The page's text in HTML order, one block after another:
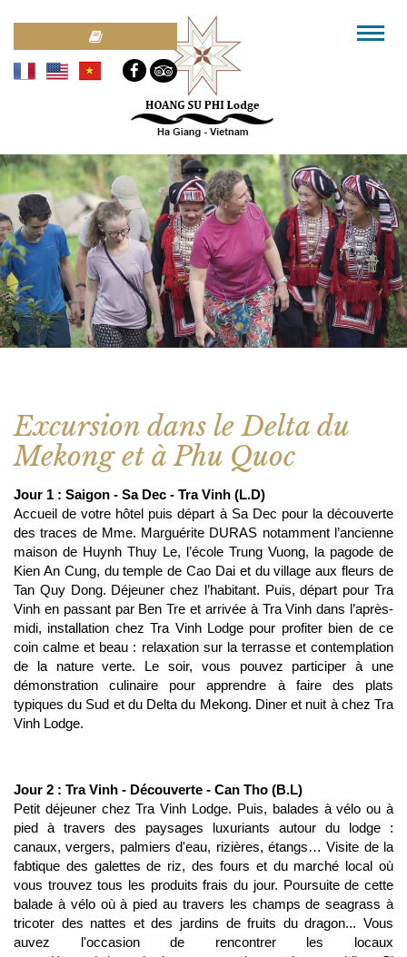
Excursion dans le Delta du
Mekong et à Phu Quoc
Jour 1 : Saigon - Sa Dec - Tra Vinh (L.D)
Accueil de votre hôtel puis départ à Sa Dec pour la découverte
des traces de Mme. Marguérite DURAS notamment l’ancienne
maison de Huynh Thuy Le, l’école Trung Vuong, la pagode de
Kien An Cung, du temple de Cao Dai et du village aux fleurs de
Tan Quy Dong. Déjeuner chez l’habitant. Puis, départ pour Tra
Vinh en passant par Ben Tre et arrivée à Tra Vinh dans l’après-
midi, installation chez Tra Vinh Lodge pour profiter bien de ce
coin calme et beau : relaxation sur la terrasse et contemplation
de la nature verte. Le soir, vous pouvez participer à une
démonstration culinaire pour apprendre à faire des plats
typiques du Sud et du Delta du Mekong. Diner et nuit à chez Tra
Vinh Lodge.
Jour 2 : Tra Vinh - Découverte - Can Tho (B.L)
Petit déjeuner chez Tra Vinh Lodge. Puis, balades à vélo ou à
pied à travers des paysages luxuriants autour du lodge :
canaux, vergers, palmiers d'eau, rizières, étangs… Visite de la
fabtique des galettes de riz, des fours et du marché local où
vous trouvez tous les produits frais du jour. Poursuite de cette
balade à vélo où à pied au travers les champs de seagrass à
tricoter des nattes et des jardins de fruits du dragon... Vous
auvez l'occasion de rencontrer les locaux